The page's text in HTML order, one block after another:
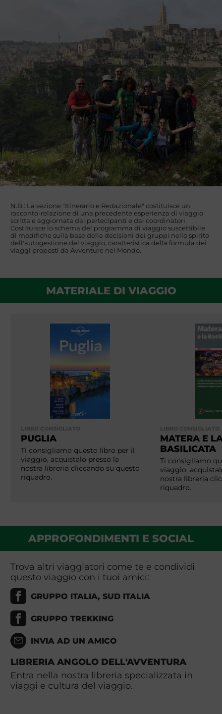
N.B.: La sezione "Itinerario e Redazionale" costituisce un
racconto-relazione di una precedente esperienza di viaggio
scritta e aggiornata dai partecipanti e dai coordinatori.
Costituisce lo schema del programma di viaggio suscettibile
di modifiche sulla base delle decisioni dei gruppi nello spirito
dell'autogestione del viaggio, caratteristica della formula dei
viaggi proposti da Avventure nel Mondo.
MATERIALE DI VIAGGIO
PUGLIA
Ti consigliamo questo libro per il
viaggio, acquistalo presso la
nostra libreria cliccando su questo
riquadro.
MATERA E
BASILICATA
Ti consigliamo
viaggio,
nostra libreria
riquadro.
APPROFONDIMENTI E SOCIAL
Trova altri viaggiatori come te e condividi
questo viaggio con i tuoi amici:
GRUPPO ITALIA, SUD ITALIA
GRUPPO TREKKING
INVIA AD UN AMICO
LIBRERIA ANGOLO DELL'AVVENTURA
Entra nella nostra libreria specializzata in
viaggi e cultura del viaggio.